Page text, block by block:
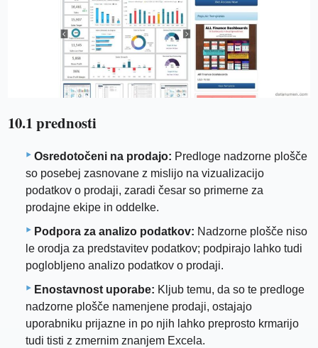
10.1 prednosti
Osredotočeni na prodajo: Predloge nadzorne plošče
so posebej zasnovane z mislijo na vizualizacijo
podatkov o prodaji, zaradi česar so primerne za
prodajne ekipe in oddelke.
Podpora za analizo podatkov: Nadzorne plošče niso
le orodja za predstavitev podatkov; podpirajo lahko tudi
poglobljeno analizo podatkov o prodaji.
Enostavnost uporabe: Kljub temu, da so te predloge
nadzorne plošče namenjene prodaji, ostajajo
uporabniku prijazne in po njih lahko preprosto krmarijo
tudi tisti z zmernim znanjem Excela.